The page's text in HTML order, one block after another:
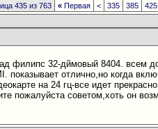
435 из 763 « Первая < 335 385 425
филипс 32-дймовый 8404. всем
показывает отлично,но когда
на 24 гц-все идет
пожалуйста советом,хоть он